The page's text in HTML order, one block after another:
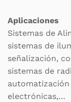
Aplicaciones
Sistemas de
sistemas de
señalización,
sistemas de
automatización
electrónicas,…